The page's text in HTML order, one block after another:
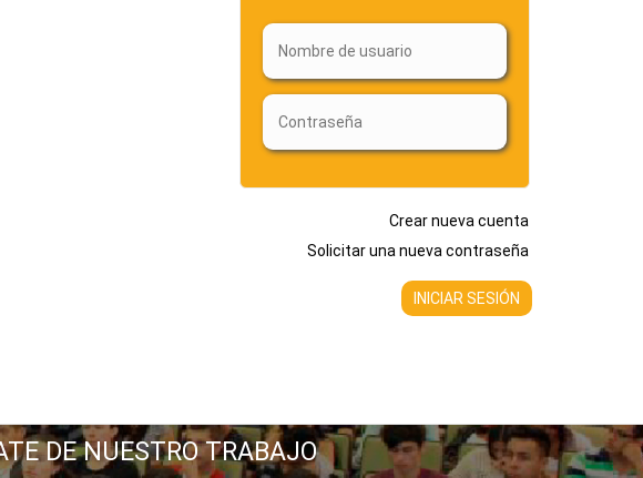
Crear nueva cuenta
Solicitar una nueva contraseña
DE NUESTRO TRABAJO